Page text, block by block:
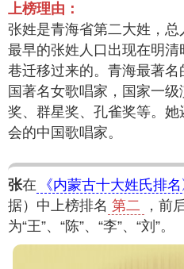
上榜理由：
张姓是青海省第二大姓，
最早的张姓人口出现在明
巷迁移过来的。青海最著
国著名女歌唱家，国家一
奖、群星奖、孔雀奖等。
会的中国歌唱家。
张在 《内蒙古十大姓氏排名
据）中上榜排名 第二
，前
为“王”、“陈”、“李”、“刘”。